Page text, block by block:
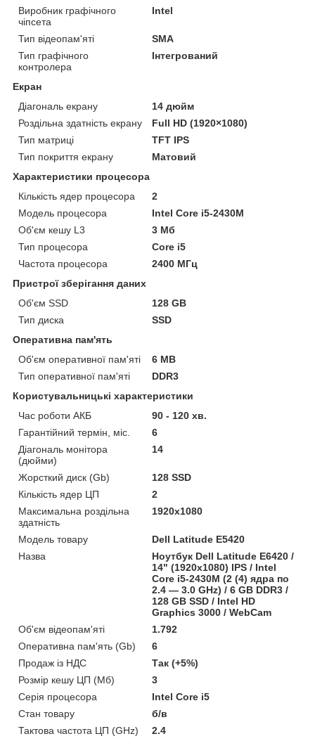
Виробник графічного
чіпсета
Intel
Тип відеопам'яті
SMA
Тип графічного
контролера
Інтегрований
Екран
Діагональ екрану
14 дюйм
Роздільна здатність екрану
Full HD (1920×1080)
Тип матриці
TFT IPS
Тип покриття екрану
Матовий
Характеристики процесора
Кількість ядер процесора
2
Модель процесора
Intel Core i5-2430M
Об'єм кешу L3
3 Мб
Тип процесора
Core i5
Частота процесора
2400 МГц
Пристрої зберігання даних
Об'єм SSD
128 GB
Тип диска
SSD
Оперативна пам'ять
Об'єм оперативної пам'яті
6 MB
Тип оперативної пам'яті
DDR3
Користувальницькі характеристики
Час роботи АКБ
90 - 120 хв.
Гарантійний термін, міс.
6
Діагональ монітора
(дюйми)
14
Жорсткий диск (Gb)
128 SSD
Кількість ядер ЦП
2
Максимальна роздільна
здатність
1920x1080
Модель товару
Dell Latitude E5420
Назва
Ноутбук Dell Latitude E6420 /
14" (1920x1080) IPS / Intel
Core i5-2430M (2 (4) ядра по
2.4 — 3.0 GHz) / 6 GB DDR3 /
128 GB SSD / Intel HD
Graphics 3000 / WebCam
Об'єм відеопам'яті
1.792
Оперативна пам'ять (Gb)
6
Продаж із НДС
Так (+5%)
Розмір кешу ЦП (Мб)
3
Серія процесора
Intel Core i5
Стан товару
б/в
Тактова частота ЦП (GHz)
2.4